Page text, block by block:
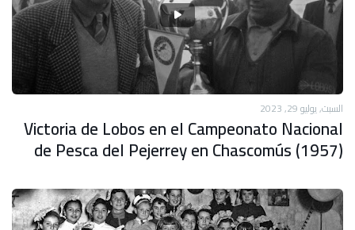
السبت, يوليو 29, 2023
Victoria de Lobos en el Campeonato Nacional
de Pesca del Pejerrey en Chascomús (1957)